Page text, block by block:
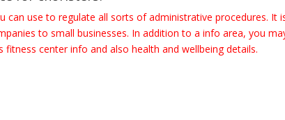
can use to regulate all sorts of administrative procedures. It
to small businesses. In addition to a info area, you
center info and also health and wellbeing details.